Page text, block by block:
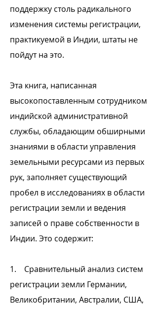
поддержку столь радикального
изменения системы регистрации,
практикуемой в Индии, штаты не
пойдут на это.
Эта книга, написанная
высокопоставленным сотрудником
индийской административной
службы, обладающим обширными
знаниями в области управления
земельными ресурсами из первых
рук, заполняет существующий
пробел в исследованиях в области
регистрации земли и ведения
записей о праве собственности в
Индии. Это содержит:
1. Сравнительный анализ систем
регистрации земли Германии,
Великобритании, Австралии, США,